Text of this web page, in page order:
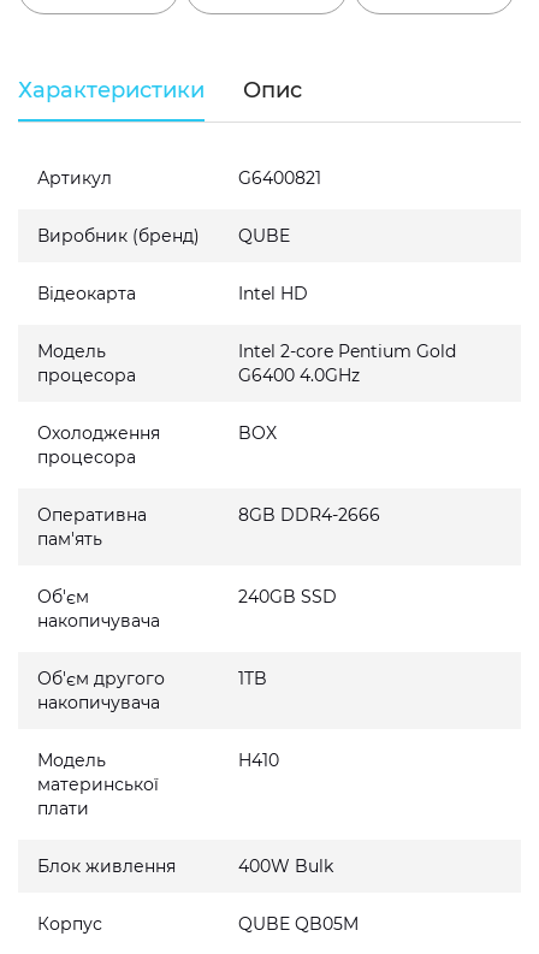
Характеристики Опис
Артикул G6400821
Виробник (бренд) QUBE
Відеокарта Intel HD
Модель
процесора
Intel 2-core Pentium Gold
G6400 4.0GHz
Охолодження
процесора
BOX
Оперативна
пам'ять
8GB DDR4-2666
Об'єм
накопичувача
240GB SSD
Об'єм другого
накопичувача
1TB
Модель
материнської
плати
H410
Блок живлення 400W Bulk
Корпус QUBE QB05M